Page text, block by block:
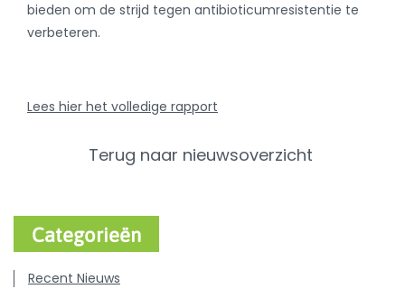
bieden om de strijd tegen antibioticumresistentie te
verbeteren.
Lees hier het volledige rapport
Terug naar nieuwsoverzicht
Categorieën
Recent Nieuws